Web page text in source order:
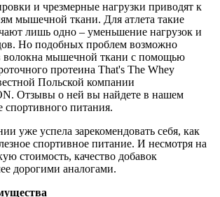
и чрезмерные нагрузки приводят к
мышечной ткани. Для атлета такие
лишь одно – уменьшение нагрузок и
Но подобных проблем возможно
волокна мышечной ткани с помощью
протеина That's The Whey
Польской компании
Отзывы о ней вы найдете в нашем
спортивного питания.
уже успела зарекомендовать себя, как
спортивное питание. И несмотря на
стоимость, качество добавок
дорогими аналогами.